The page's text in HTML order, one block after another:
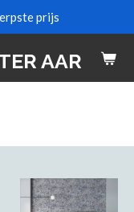
AAR
prijs